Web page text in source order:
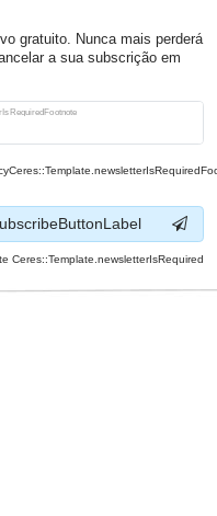
gratuito. Nunca mais perderá
a sua subscrição em
Ceres::Template.newsletterIsRequired